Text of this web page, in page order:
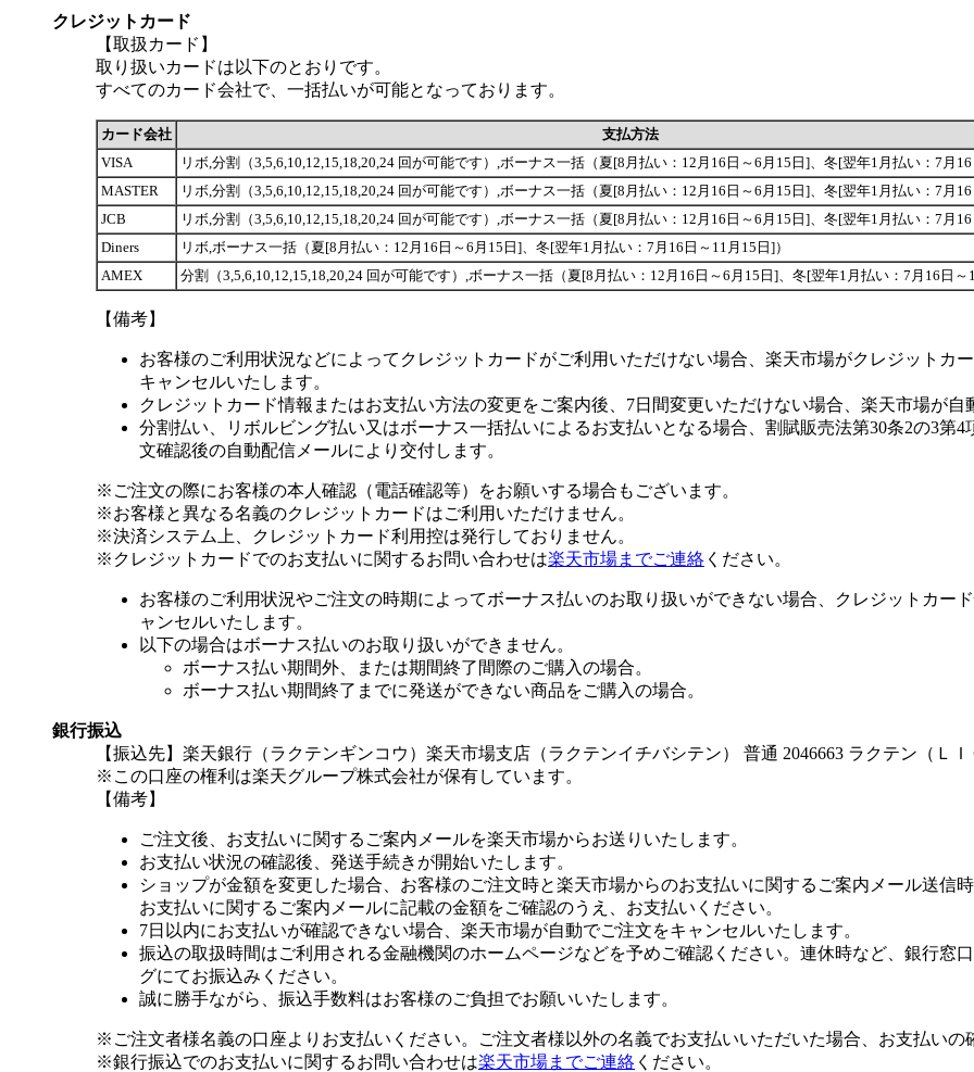
クレジットカード
【取扱カード】
取り扱いカードは以下のとおりです。
すべてのカード会社で、一括払いが可能となっております。
カード会社
支払方法
VISA
リボ,分割（3,5,6,10,12,15,18,20,24 回が可能です）,ボーナス一括（夏[8月払い：12月16日～6月15日]、冬[翌年1月払い：7月16
MASTER
リボ,分割（3,5,6,10,12,15,18,20,24 回が可能です）,ボーナス一括（夏[8月払い：12月16日～6月15日]、冬[翌年1月払い：7月16
JCB
リボ,分割（3,5,6,10,12,15,18,20,24 回が可能です）,ボーナス一括（夏[8月払い：12月16日～6月15日]、冬[翌年1月払い：7月16
Diners
リボ,ボーナス一括（夏[8月払い：12月16日～6月15日]、冬[翌年1月払い：7月16日～11月15日]）
AMEX
分割（3,5,6,10,12,15,18,20,24 回が可能です）,ボーナス一括（夏[8月払い：12月16日～6月15日]、冬[翌年1月払い：7月16日～
【備考】
お客様のご利用状況などによってクレジットカードがご利用いただけない場合、楽天市場がクレジットカ
キャンセルいたします。
クレジットカード情報またはお支払い方法の変更をご案内後、7日間変更いただけない場合、楽天市場が自
分割払い、リボルビング払い又はボーナス一括払いによるお支払いとなる場合、割賦販売法第30条2の3第
文確認後の自動配信メールにより交付します。
※ご注文の際にお客様の本人確認（電話確認等）をお願いする場合もございます。
※お客様と異なる名義のクレジットカードはご利用いただけません。
※決済システム上、クレジットカード利用控は発行しておりません。
※クレジットカードでのお支払いに関するお問い合わせは楽天市場までご連絡 ください。
お客様のご利用状況やご注文の時期によってボーナス払いのお取り扱いができない場合、クレジットカー
ャンセルいたします。
以下の場合はボーナス払いのお取り扱いができません。
ボーナス払い期間外、または期間終了間際のご購入の場合。
ボーナス払い期間終了までに発送ができない商品をご購入の場合。
銀行振込
【振込先】楽天銀行（ラクテンギンコウ）楽天市場支店（ラクテンイチバシテン） 普通 2046663 ラクテン（Ｌ
※この口座の権利は楽天グループ株式会社が保有しています。
【備考】
ご注文後、お支払いに関するご案内メールを楽天市場からお送りいたします。
お支払い状況の確認後、発送手続きが開始いたします。
ショップが金額を変更した場合、お客様のご注文時と楽天市場からのお支払いに関するご案内メール送信時
お支払いに関するご案内メールに記載の金額をご確認のうえ、お支払いください。
7日以内にお支払いが確認できない場合、楽天市場が自動でご注文をキャンセルいたします。
振込の取扱時間はご利用される金融機関のホームページなどを予めご確認ください。連休時など、銀行窓
グにてお振込みください。
誠に勝手ながら、振込手数料はお客様のご負担でお願いいたします。
※ご注文者様名義の口座よりお支払いください。ご注文者様以外の名義でお支払いいただいた場合、お支払いの
※銀行振込でのお支払いに関するお問い合わせは楽天市場までご連絡 ください。